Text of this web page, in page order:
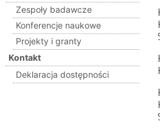
Zespoły badawcze
Konferencje naukowe
Projekty i granty
Kontakt
Deklaracja dostępności